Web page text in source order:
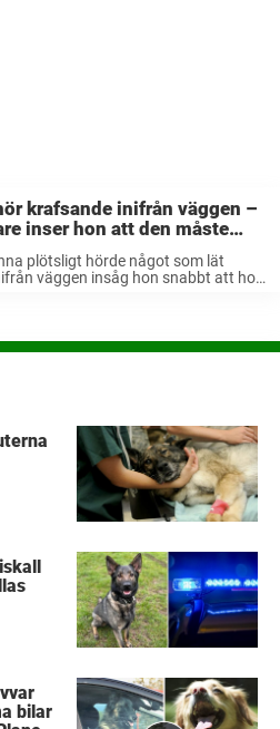
krafsande inifrån väggen –
inser hon att den måste
direkt
plötsligt hörde något som lät
väggen insåg hon snabbt att hon
bilar